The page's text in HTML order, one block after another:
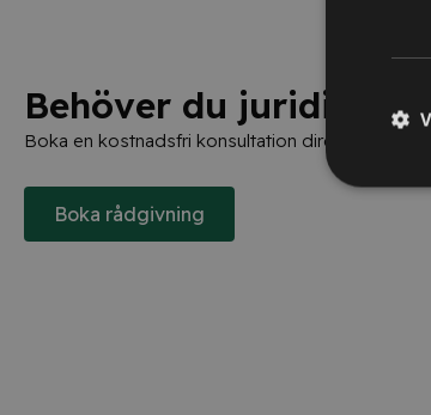
Behöver du juridisk
Boka en kostnadsfri konsultation direkt via
Boka rådgivning